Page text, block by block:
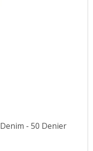
- 50 Denier